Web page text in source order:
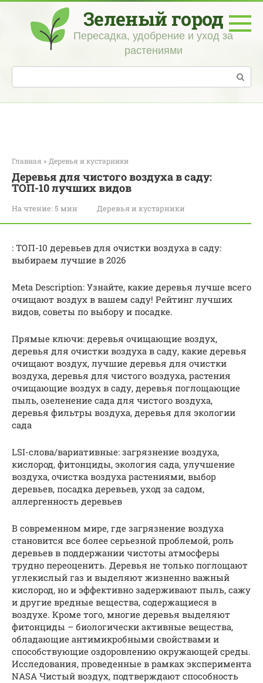
Перейти
контенту
Зеленый город
Пересадка, удобрение и уход за
растениями
Поиск:
Главная » Деревья и кустарники
Деревья для чистого воздуха в саду:
ТОП-10 лучших видов
На чтение: 5 мин Деревья и кустарники
: ТОП-10 деревьев для очистки воздуха в саду:
выбираем лучшие в 2026
Meta Description: Узнайте, какие деревья лучше всего
очищают воздух в вашем саду! Рейтинг лучших
видов, советы по выбору и посадке.
Прямые ключи: деревья очищающие воздух,
деревья для очистки воздуха в саду, какие деревья
очищают воздух, лучшие деревья для очистки
воздуха, деревья для чистого воздуха, растения
очищающие воздух в саду, деревья поглощающие
пыль, озеленение сада для чистого воздуха,
деревья фильтры воздуха, деревья для экологии
сада
LSI-слова/вариативные: загрязнение воздуха,
кислород, фитонциды, экология сада, улучшение
воздуха, очистка воздуха растениями, выбор
деревьев, посадка деревьев, уход за садом,
аллергенность деревьев
В современном мире, где загрязнение воздуха
становится все более серьезной проблемой, роль
деревьев в поддержании чистоты атмосферы
трудно переоценить. Деревья не только поглощают
углекислый газ и выделяют жизненно важный
кислород, но и эффективно задерживают пыль, сажу
и другие вредные вещества, содержащиеся в
воздухе. Кроме того, многие деревья выделяют
фитонциды – биологически активные вещества,
обладающие антимикробными свойствами и
способствующие оздоровлению окружающей среды.
Исследования, проведенные в рамках эксперимента
NASA Чистый воздух, подтверждают способность